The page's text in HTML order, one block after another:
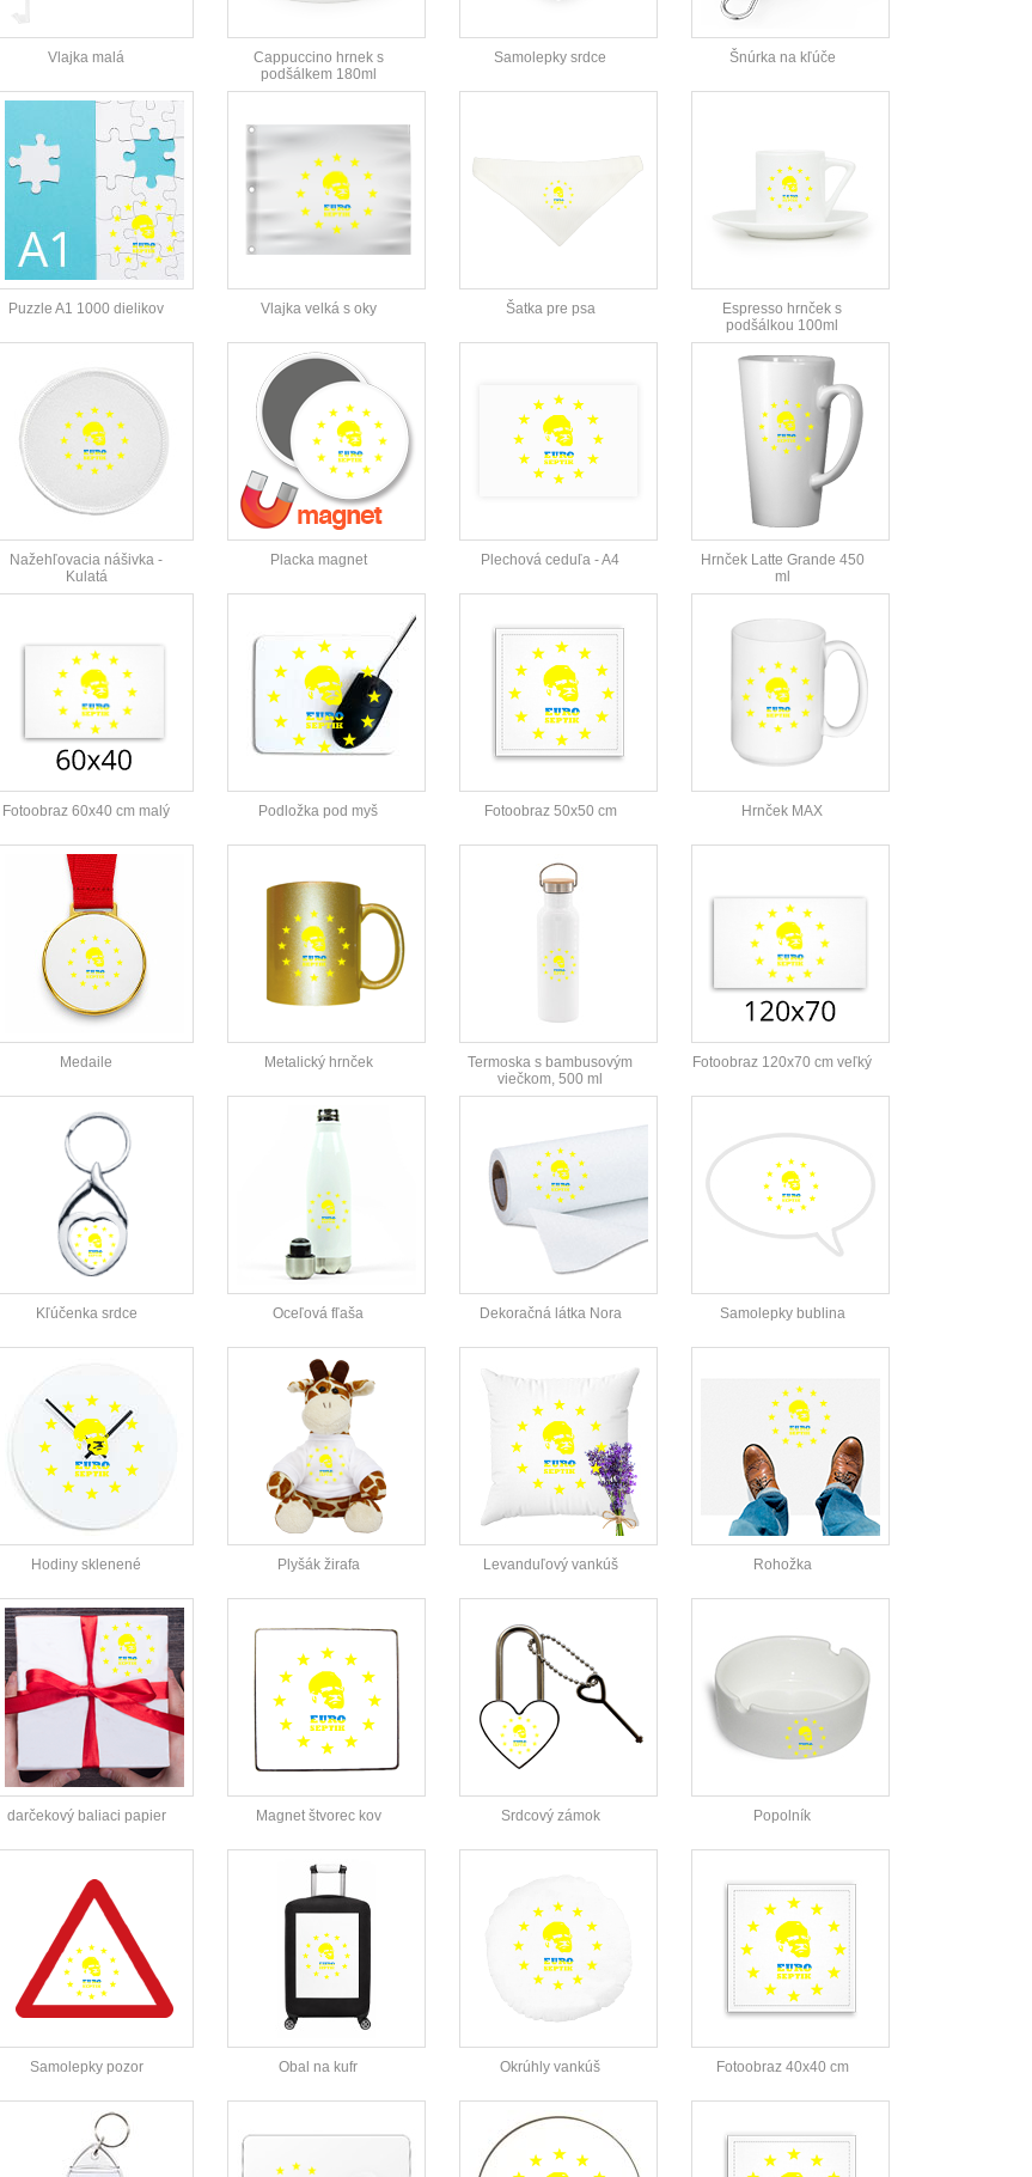
Vlajka malá
Cappuccino hrnek s
podšálkem 180ml
Samolepky srdce Šnúrka na kľúče
Puzzle A1 1000 dielikov Vlajka velká s oky Šatka pre psa
Espresso hrnček s
podšálkou 100ml
Nažehľovacia nášivka -
Kulatá
Placka magnet Plechová ceduľa - A4
Hrnček Latte Grande 450
ml
Fotoobraz 60x40 cm malý Podložka pod myš Fotoobraz 50x50 cm Hrnček MAX
Medaile Metalický hrnček
Termoska s bambusovým
viečkom, 500 ml
Fotoobraz 120x70 cm veľký
Kľúčenka srdce Oceľová fľaša Dekoračná látka Nora Samolepky bublina
Hodiny sklenené Plyšák žirafa Levanduľový vankúš Rohožka
darčekový baliaci papier Magnet štvorec kov Srdcový zámok Popolník
Samolepky pozor Obal na kufr Okrúhly vankúš Fotoobraz 40x40 cm